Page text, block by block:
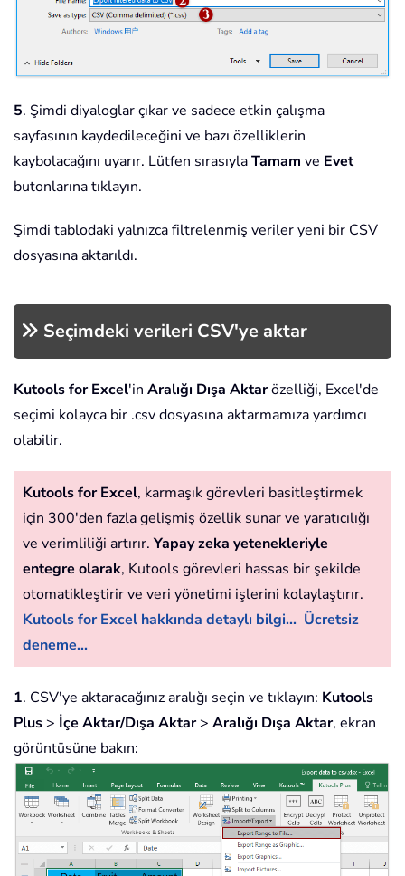
5. Şimdi diyaloglar çıkar ve sadece etkin çalışma
sayfasının kaydedileceğini ve bazı özelliklerin
kaybolacağını uyarır. Lütfen sırasıylaTamam ve Evet
butonlarına tıklayın.
Şimdi tablodaki yalnızca filtrelenmiş veriler yeni bir CSV
dosyasına aktarıldı.
Seçimdeki verileri CSV'ye aktar
Kutools for Excel'in Aralığı Dışa Aktarözelliği, Excel'de
seçimi kolayca bir .csv dosyasına aktarmamıza yardımcı
olabilir.
Kutools for Excel, karmaşık görevleri basitleştirmek
için 300'den fazla gelişmiş özellik sunar ve yaratıcılığı
ve verimliliği artırır. Yapay zeka yetenekleriyle
entegre olarak, Kutools görevleri hassas bir şekilde
otomatikleştirir ve veri yönetimi işlerini kolaylaştırır.
Kutools for Excel hakkında detaylı bilgi... Ücretsiz
deneme...
1. CSV'ye aktaracağınız aralığı seçin ve tıklayın: Kutools
Plus > İçe Aktar/Dışa Aktar> Aralığı Dışa Aktar, ekran
görüntüsüne bakın: